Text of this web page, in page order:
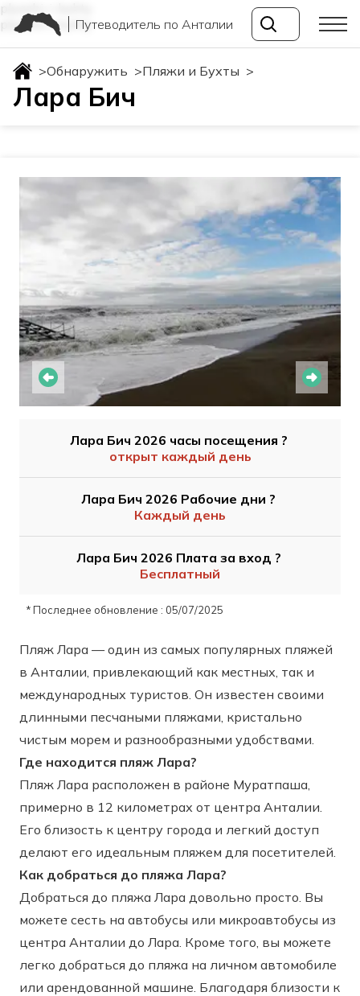
plyazhi-i-buhty
plyazhi-i-buhtyПутеводитель по Анталии
>Обнаружить >Пляжи и Бухты >
Лара Бич
Лара Бич 2026 часы посещения ?
открыт каждый день
Лара Бич 2026 Рабочие дни ?
Каждый день
Лара Бич 2026 Плата за вход ?
Бесплатный
* Последнее обновление : 05/07/2025
Пляж Лара — один из самых популярных пляжей
в Анталии, привлекающий как местных, так и
международных туристов. Он известен своими
длинными песчаными пляжами, кристально
чистым морем и разнообразными удобствами.
Где находится пляж Лара?
Пляж Лара расположен в районе Муратпаша,
примерно в 12 километрах от центра Анталии.
Его близость к центру города и легкий доступ
делают его идеальным пляжем для посетителей.
Как добраться до пляжа Лара?
Добраться до пляжа Лара довольно просто. Вы
можете сесть на автобусы или микроавтобусы из
центра Анталии до Лара. Кроме того, вы можете
легко добраться до пляжа на личном автомобиле
или арендованной машине. Благодаря близости к